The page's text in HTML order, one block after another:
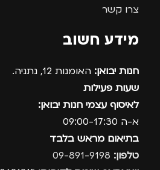
צרו קשר
מידע חשוב
חנות יבואן: האומנות 12, נתניה.
שעות פעילות
לאיסוף עצמי חנות יבואן:
א-ה 09:00-17:30
בתיאום מראש בלבד
טלפון: